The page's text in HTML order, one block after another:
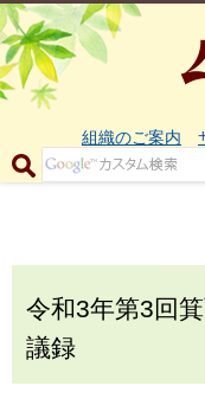
組織のご案内
令和3年第3回
議録